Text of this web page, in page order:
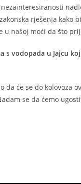
rješenja kako
u našoj moći da što
s vodopada u Jajcu
da će se do kolovoza
se da ćemo